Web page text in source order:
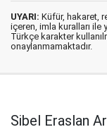
UYARI: Küfür, hakaret,
içeren, imla kuralları ile
Türkçe karakter
onaylanmamaktadır.
Sibel Eraslan